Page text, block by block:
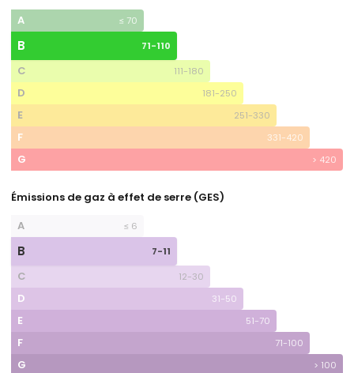
A
≤ 70
B 71-110
C 111-180
D 181-250
E 251-330
F 331-420
G > 420
Émissions de gaz à effet de serre (GES)
A
≤ 6
B 7-11
C 12-30
D 31-50
E 51-70
F 71-100
G > 100